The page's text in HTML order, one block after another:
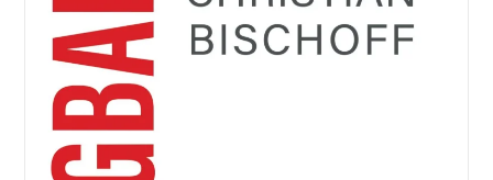
Durch
Die
Zeit
Und
Kulturen.
Dein
Lebensrad
Drehen:
12
Schlüsselbereiche